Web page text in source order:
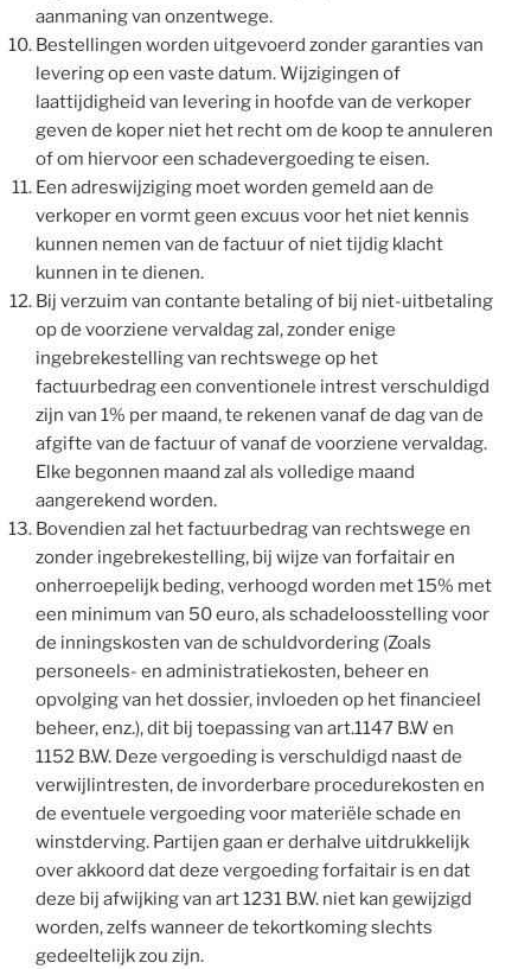
aanmaning van onzentwege.
Bestellingen worden uitgevoerd zonder garanties van
levering op een vaste datum. Wijzigingen of
laattijdigheid van levering in hoofde van de verkoper
geven de koper niet het recht om de koop te annuleren
of om hiervoor een schadevergoeding te eisen.
Een adreswijziging moet worden gemeld aan de
verkoper en vormt geen excuus voor het niet kennis
kunnen nemen van de factuur of niet tijdig klacht
kunnen in te dienen.
Bij verzuim van contante betaling of bij niet-uitbetaling
op de voorziene vervaldag zal, zonder enige
ingebrekestelling van rechtswege op het
factuurbedrag een conventionele intrest verschuldigd
zijn van 1% per maand, te rekenen vanaf de dag van de
afgifte van de factuur of vanaf de voorziene vervaldag.
Elke begonnen maand zal als volledige maand
aangerekend worden.
Bovendien zal het factuurbedrag van rechtswege en
zonder ingebrekestelling, bij wijze van forfaitair en
onherroepelijk beding, verhoogd worden met 15% met
een minimum van 50 euro, als schadeloosstelling voor
de inningskosten van de schuldvordering (Zoals
personeels- en administratiekosten, beheer en
opvolging van het dossier, invloeden op het financieel
beheer, enz.), dit bij toepassing van art.1147 B.W en
1152 B.W. Deze vergoeding is verschuldigd naast de
verwijlintresten, de invorderbare procedurekosten en
de eventuele vergoeding voor materiële schade en
winstderving. Partijen gaan er derhalve uitdrukkelijk
over akkoord dat deze vergoeding forfaitair is en dat
deze bij afwijking van art 1231 B.W. niet kan gewijzigd
worden, zelfs wanneer de tekortkoming slechts
gedeeltelijk zou zijn.